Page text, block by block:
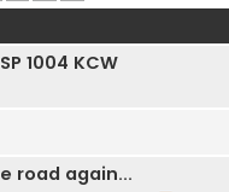
1004 KCW
road again...